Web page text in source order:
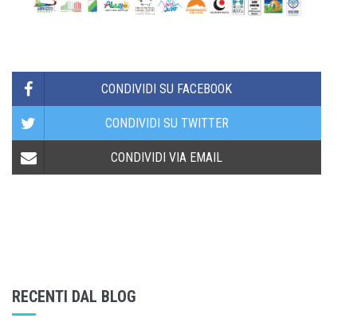
CONDIVIDI SU FACEBOOK
CONDIVIDI SU TWITTER
CONDIVIDI VIA EMAIL
RECENTI DAL BLOG